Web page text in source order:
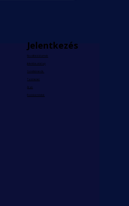
Jelentkezés
Kezdési dátumok
Jelentkezési lap
Szintfelmérők
Tanmenet
Árak
Fizetési módok